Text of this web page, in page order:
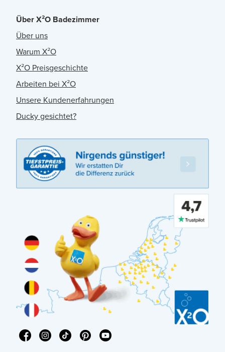
Über X²O Badezimmer
Über uns
Warum X²O
X²O Preisgeschichte
Arbeiten bei X²O
Unsere Kundenerfahrungen
Ducky gesichtet?